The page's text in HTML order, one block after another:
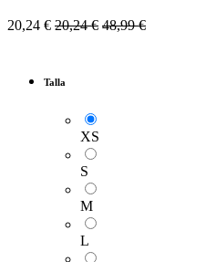
20,24 € 20,24€ 48,99€
Talla
XS
S
M
L